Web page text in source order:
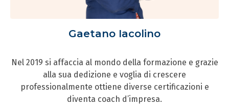
Gaetano Iacolino
Nel 2019 si affaccia al mondo della formazione e grazie
alla sua dedizione e voglia di crescere
professionalmente ottiene diverse certificazioni e
diventa coach d’impresa.